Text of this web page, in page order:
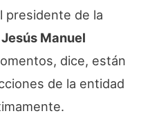
presidente de la
Jesús Manuel
dice, están
de la entidad